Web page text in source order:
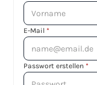
E-Mail *
Passwort erstellen *